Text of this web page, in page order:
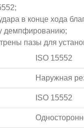
в конце хода
демпфированию;
пазы для
ISO 15552
Наружная
ISO 15552